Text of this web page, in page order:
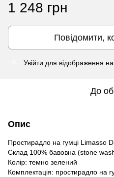
1 248 грн
Повідомити,
Увійти для відображення
До
Опис
Простирадло на гумці Limasso
Склад 100% бавовна (stone
Колір: темно зелений
Комплектація: простирадло на